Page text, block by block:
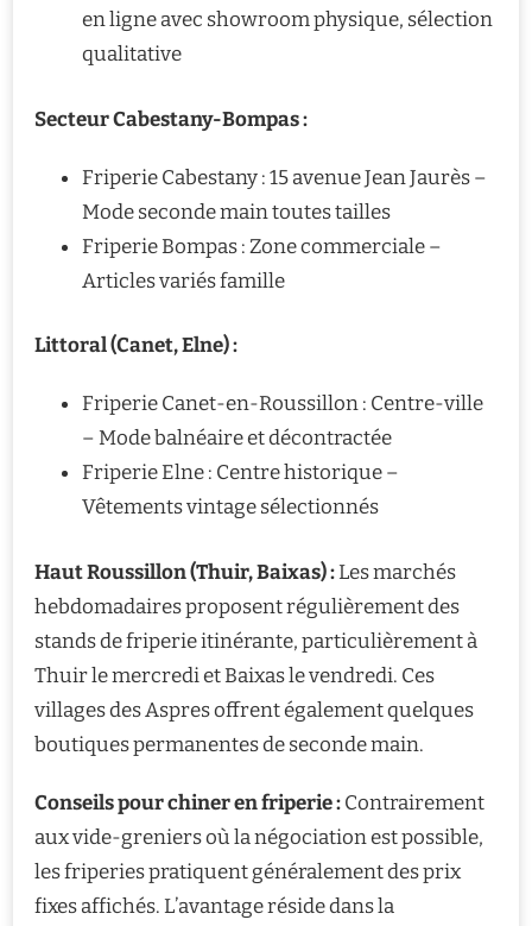
en ligne avec showroom physique, sélection
qualitative
Secteur Cabestany-Bompas :
Friperie Cabestany : 15 avenue Jean Jaurès –
Mode seconde main toutes tailles
Friperie Bompas : Zone commerciale –
Articles variés famille
Littoral (Canet, Elne) :
Friperie Canet-en-Roussillon : Centre-ville
– Mode balnéaire et décontractée
Friperie Elne : Centre historique –
Vêtements vintage sélectionnés
Haut Roussillon (Thuir, Baixas) :Les marchés
hebdomadaires proposent régulièrement des
stands de friperie itinérante, particulièrement à
Thuir le mercredi et Baixas le vendredi. Ces
villages des Aspres offrent également quelques
boutiques permanentes de seconde main.
Conseils pour chiner en friperie :Contrairement
aux vide-greniers où la négociation est possible,
les friperies pratiquent généralement des prix
fixes affichés. L’avantage réside dans la